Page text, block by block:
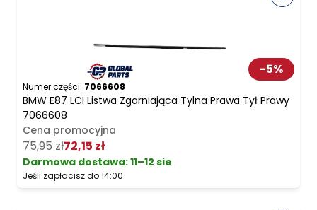
-5%
Numer części: 7066608
BMW E87 LCI Listwa Zgarniająca Tylna Prawa Tył Prawy
7066608
Cena promocyjna
75,95 zł72,15 zł
Darmowa dostawa:11–12 sie
Jeśli zapłacisz do 14:00